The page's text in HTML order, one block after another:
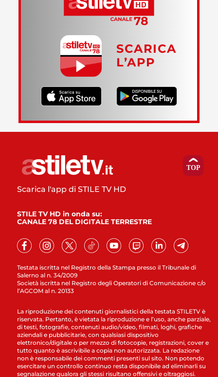
SCARICA
L’APP
Testata iscritta nel Registro della Stampa presso il Tribunale di
Salerno al n. 34/2009
Società iscritta nel Registro degli Operatori di Comunicazione c/o
l’AGCOM al n. 20133
Scarica l'app di STILE TV HD
STILE TV HD in onda su:
CANALE 78 DEL DIGITALE TERRESTRE
La riproduzione dei contenuti giornalistici della testata STILETV è
riservata. Pertanto, è vietata la riproduzione e l’uso, anche parziale,
di testi, fotografie, contenuti audio/video, filmati, loghi, grafiche
aziendali e pubblicitarie, con qualsiasi dispositivo
elettronico/digitale o per mezzo di fotocopie, registrazioni, cover e
tutto quanto è ascrivibile a copia non autorizzata. La redazione
non è responsabile dei commenti presenti sul sito. Non potendo
esercitare un controllo continuo resta disponibile ad eliminarli su
segnalazione qualora gli stessi risultano offensivi e oltraggiosi.